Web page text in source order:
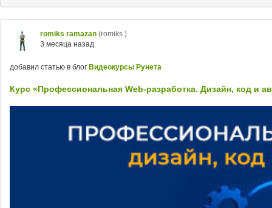
romiks ramazan (romiks )
3 месяца назад
добавил статью в блог Видеокурсы Рунета
Курс «Профессиональная Web-разработка. Дизайн, код и